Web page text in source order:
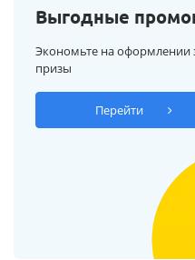
Выгодные
Экономьте на оформлении
призы
Перейти